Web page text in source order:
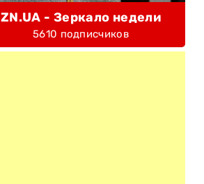
ZN.UA - Зеркало недели
5610 подписчиков